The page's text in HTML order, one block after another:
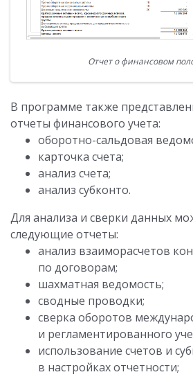
Отчет о финансовом
В программе также
отчеты финансового учета:
оборотно-сальдовая
карточка счета;
анализ счета;
анализ субконто.
Для анализа и сверки данных
следующие отчеты:
анализ взаиморасчетов
по договорам;
шахматная ведомость;
сводные проводки;
сверка оборотов
и регламентированного
использование счетов и
в настройках отчетности;